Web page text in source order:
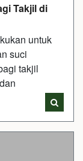
Takjil di
untuk
suci
takjil